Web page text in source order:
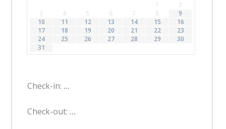
1
2
3
4 5 6 7 8
9
10
11 12 13 14 15
16
17
18 19 20 21 22
23
24
25 26 27 28 29
30
31
Check-in: ...
Check-out: ...